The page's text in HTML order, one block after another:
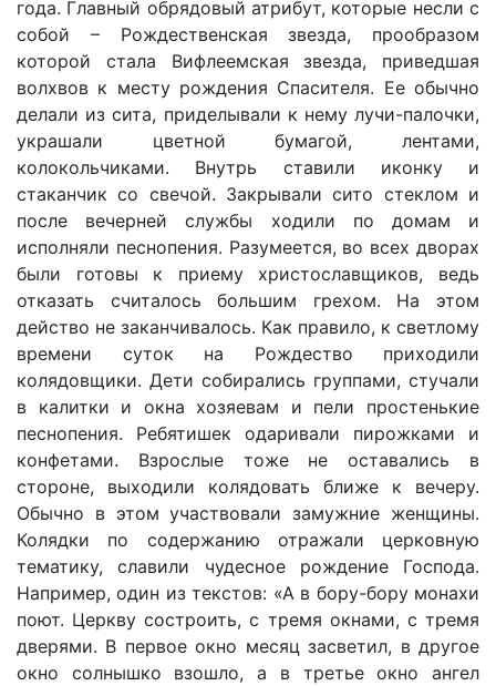
года. Главный обрядовый атрибут, которые несли с
собой – Рождественская звезда, прообразом
которой стала Вифлеемская звезда, приведшая
волхвов к месту рождения Спасителя. Ее обычно
делали из сита, приделывали к нему лучи-палочки,
украшали цветной бумагой, лентами,
колокольчиками. Внутрь ставили иконку и
стаканчик со свечой. Закрывали сито стеклом и
после вечерней службы ходили по домам и
исполняли песнопения. Разумеется, во всех дворах
были готовы к приему христославщиков, ведь
отказать считалось большим грехом. На этом
действо не заканчивалось. Как правило, к светлому
времени суток на Рождество приходили
колядовщики. Дети собирались группами, стучали
в калитки и окна хозяевам и пели простенькие
песнопения. Ребятишек одаривали пирожками и
конфетами. Взрослые тоже не оставались в
стороне, выходили колядовать ближе к вечеру.
Обычно в этом участвовали замужние женщины.
Колядки по содержанию отражали церковную
тематику, славили чудесное рождение Господа.
Например, один из текстов: «А в бору-бору монахи
поют. Церкву состроить, с тремя окнами, с тремя
дверями. В первое окно месяц засветил, в другое
окно солнышко взошло, а в третье окно ангел